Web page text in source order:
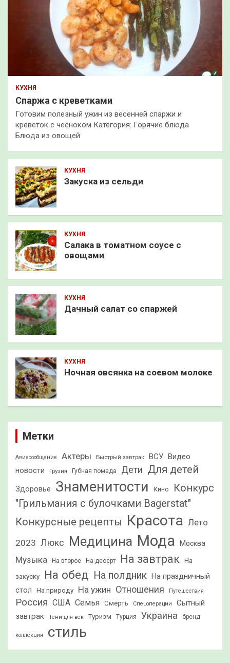
КУХНЯ
Спаржа с креветками
Готовим полезный ужин из весенней спаржи и
креветок с чесноком Категория: Горячие блюда
Блюда из овощей
КУХНЯ
Закуска из сельди
КУХНЯ
Салака в томатном соусе с
овощами
КУХНЯ
Дачный салат со спаржей
КУХНЯ
Ночная овсянка на соевом молоке
Метки
Авиасообщение Актеры Быстрый завтрак ВСУ Видео
новости
Грузия Губная помада Дети Для детей
Здоровье Знаменитости Кино
Конкурс
"Грильмания с булочками Bagerstat"
Конкурсные рецепты Красота Лето
2023 Люкс Медицина Мода Москва
Музыка На второе На десерт На завтрак На
закуску На обед На полдник На праздничный
стол
На природу На ужин Отношения Путешествия
Россия США Семья Смерть Спецоперации
Сытный
завтрак
Тени для век Туризм Турция Украина бренд
коллекция стиль